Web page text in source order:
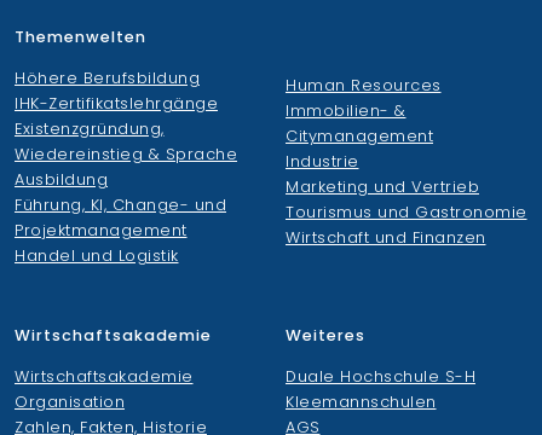
Themenwelten
Höhere Berufsbildung
IHK-Zertifikatslehrgänge
Existenzgründung,
Wiedereinstieg & Sprache
Ausbildung
Führung, KI, Change- und
Projektmanagement
Handel und Logistik
Human Resources
Immobilien- &
Citymanagement
Industrie
Marketing und Vertrieb
Tourismus und Gastronomie
Wirtschaft und Finanzen
Wirtschaftsakademie
Wirtschaftsakademie
Organisation
Zahlen, Fakten, Historie
Weiteres
Duale Hochschule S-H
Kleemannschulen
AGS